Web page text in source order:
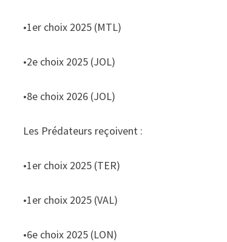
•1er choix 2025 (MTL)
•2e choix 2025 (JOL)
•8e choix 2026 (JOL)
Les Prédateurs reçoivent :
•1er choix 2025 (TER)
•1er choix 2025 (VAL)
•6e choix 2025 (LON)